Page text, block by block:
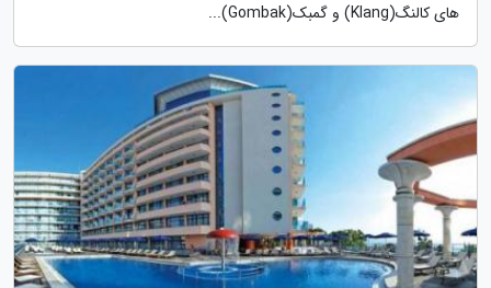
های کالنگ(Klang) و گمبک(Gombak)...